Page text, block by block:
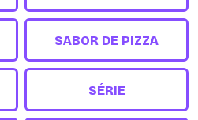
SABOR DE PIZZA
SÉRIE